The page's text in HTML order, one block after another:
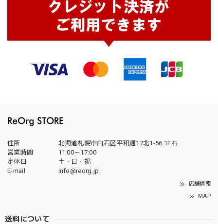
住所
北海道札幌市白石区平和通17北1-56 1F右
営業時間
11:00～17:00
定休日
土・日・祝
E-mail
info@reorg.jp
店舗情報
MAP
送料について